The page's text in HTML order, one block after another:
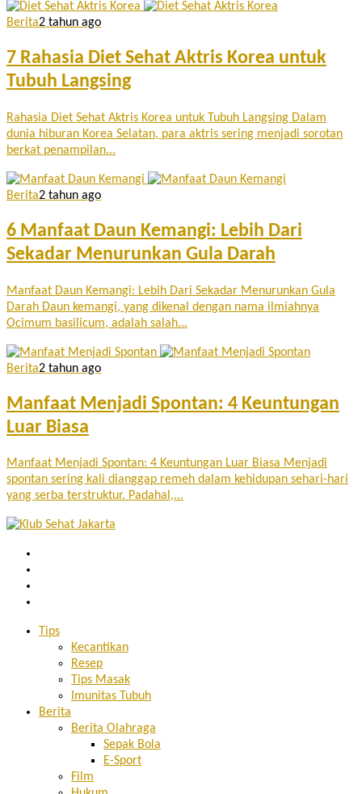
Berita2 tahun ago
7 Rahasia Diet Sehat Aktris Korea untuk
Tubuh Langsing
Rahasia Diet Sehat Aktris Korea untuk Tubuh Langsing Dalam
dunia hiburan Korea Selatan, para aktris sering menjadi sorotan
berkat penampilan...
Berita2 tahun ago
6 Manfaat Daun Kemangi: Lebih Dari
Sekadar Menurunkan Gula Darah
Manfaat Daun Kemangi: Lebih Dari Sekadar Menurunkan Gula
Darah Daun kemangi, yang dikenal dengan nama ilmiahnya
Ocimum basilicum, adalah salah...
Berita2 tahun ago
Manfaat Menjadi Spontan: 4 Keuntungan
Luar Biasa
Manfaat Menjadi Spontan: 4 Keuntungan Luar Biasa Menjadi
spontan sering kali dianggap remeh dalam kehidupan sehari-hari
yang serba terstruktur. Padahal,...
Tips
Kecantikan
Resep
Tips Masak
Imunitas Tubuh
Berita
Berita Olahraga
Sepak Bola
E-Sport
Film